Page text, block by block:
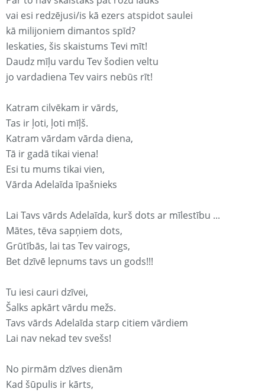
vai esi redzējusi/is kā ezers atspidot saulei
kā milijoniem dimantos spīd?
Ieskaties, šis skaistums Tevi mīt!
Daudz mīļu vardu Tev šodien veltu
jo vardadiena Tev vairs nebūs rīt!
Katram cilvēkam ir vārds,
Tas ir ļoti, ļoti mīļš.
Katram vārdam vārda diena,
Tā ir gadā tikai viena!
Esi tu mums tikai vien,
Vārda Adelaīda īpašnieks
Lai Tavs vārds Adelaīda, kurš dots ar mīlestību ...
Mātes, tēva sapņiem dots,
Grūtībās, lai tas Tev vairogs,
Bet dzīvē lepnums tavs un gods!!!
Tu iesi cauri dzīvei,
Šalks apkārt vārdu mežs.
Tavs vārds Adelaīda starp citiem vārdiem
Lai nav nekad tev svešs!
No pirmām dzīves dienām
Kad šūpulis ir kārts,